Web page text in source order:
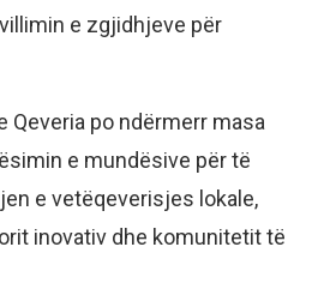
e zgjidhjeve për
po ndërmerr masa
e mundësive për të
e vetëqeverisjes lokale,
inovativ dhe komunitetit të